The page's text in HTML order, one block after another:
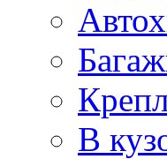
В